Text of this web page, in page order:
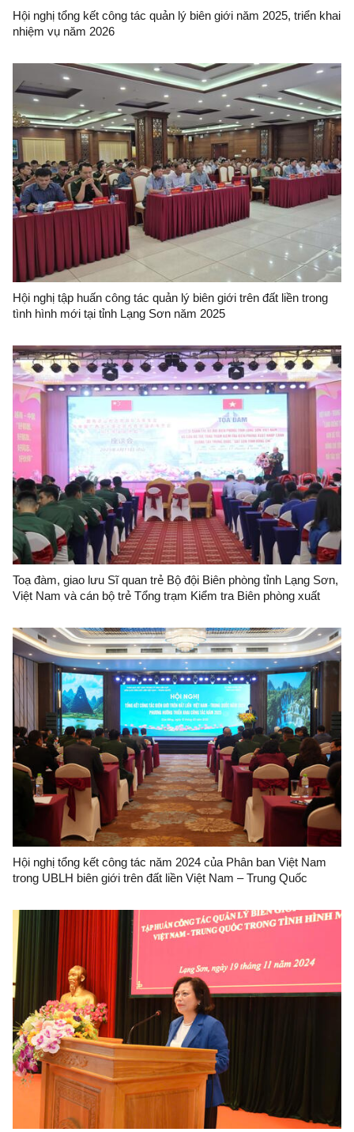
Hội nghị tổng kết công tác quản lý biên giới năm 2025, triển khai
nhiệm vụ năm 2026
Hội nghị tập huấn công tác quản lý biên giới trên đất liền trong
tình hình mới tại tỉnh Lạng Sơn năm 2025
Toạ đàm, giao lưu Sĩ quan trẻ Bộ đội Biên phòng tỉnh Lạng Sơn,
Việt Nam và cán bộ trẻ Tổng trạm Kiểm tra Biên phòng xuất
Hội nghị tổng kết công tác năm 2024 của Phân ban Việt Nam
trong UBLH biên giới trên đất liền Việt Nam – Trung Quốc